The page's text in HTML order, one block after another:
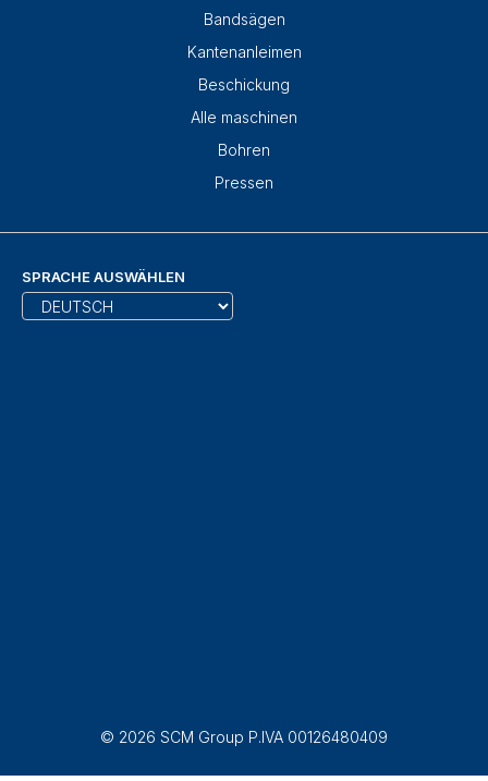
Bandsägen
Kantenanleimen
Beschickung
Alle maschinen
Bohren
Pressen
SPRACHE AUSWÄHLEN
© 2026 SCM Group P.IVA 00126480409